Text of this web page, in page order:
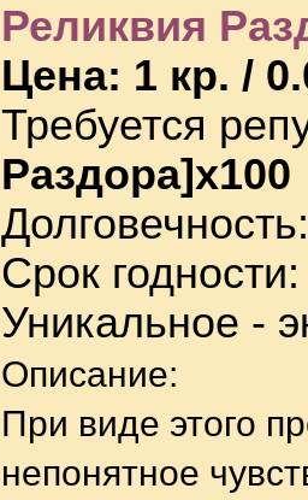
Реликвия
Цена: 1 кр. /
Требуется
Раздора]x100
Срок
Уникальное -
Описание:
При виде этого
непонятное